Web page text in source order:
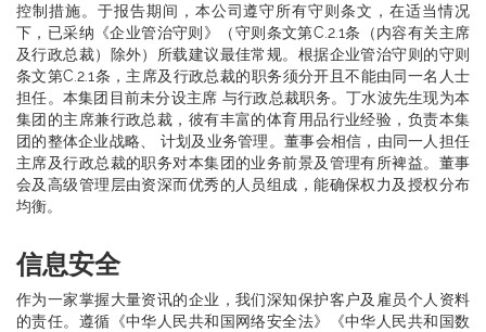
控制措施。于报告期间，本公司遵守所有守则条文，在适当情况
下，已采纳《企业管治守则》（守则条文第C.2.1条（内容有关主席
及行政总裁）除外）所载建议最佳常规。根据企业管治守则的守则
条文第C.2.1条，主席及行政总裁的职务须分开且不能由同一名人士
担任。本集团目前未分设主席 与行政总裁职务。丁水波先生现为本
集团的主席兼行政总裁，彼有丰富的体育用品行业经验，负责本集
团的整体企业战略、 计划及业务管理。董事会相信，由同一人担任
主席及行政总裁的职务对本集团的业务前景及管理有所裨益。董事
会及高级管理层由资深而优秀的人员组成，能确保权力及授权分布
均衡。
信息安全
作为一家掌握大量资讯的企业，我们深知保护客户及雇员个人资料
的责任。遵循《中华人民共和国网络安全法》《中华人民共和国数